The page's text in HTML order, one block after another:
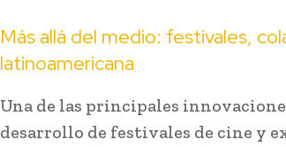
Más allá del medio: festivales,
latinoamericana
Una de las principales
desarrollo de festivales de cine y